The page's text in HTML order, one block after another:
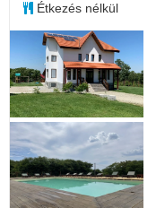
Étkezés nélkül